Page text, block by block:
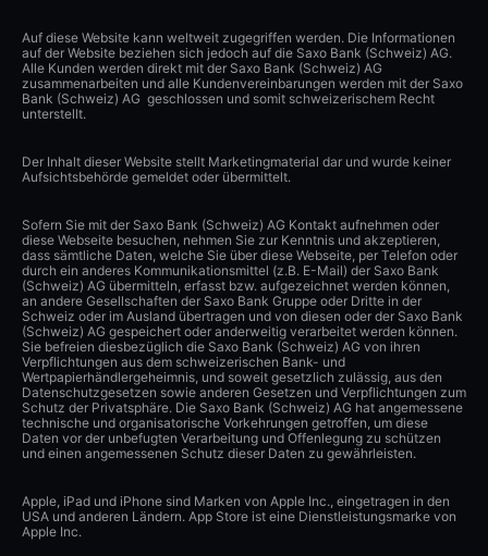
Auf diese Website kann weltweit zugegriffen werden. Die Informationen
auf der Website beziehen sich jedoch auf die Saxo Bank (Schweiz) AG.
Alle Kunden werden direkt mit der Saxo Bank (Schweiz) AG
zusammenarbeiten und alle Kundenvereinbarungen werden mit der Saxo
Bank (Schweiz) AG geschlossen und somit schweizerischem Recht
unterstellt.
Der Inhalt dieser Website stellt Marketingmaterial dar und wurde keiner
Aufsichtsbehörde gemeldet oder übermittelt.
Sofern Sie mit der Saxo Bank (Schweiz) AG Kontakt aufnehmen oder
diese Webseite besuchen, nehmen Sie zur Kenntnis und akzeptieren,
dass sämtliche Daten, welche Sie über diese Webseite, per Telefon oder
durch ein anderes Kommunikationsmittel (z.B. E-Mail) der Saxo Bank
(Schweiz) AG übermitteln, erfasst bzw. aufgezeichnet werden können,
an andere Gesellschaften der Saxo Bank Gruppe oder Dritte in der
Schweiz oder im Ausland übertragen und von diesen oder der Saxo Bank
(Schweiz) AG gespeichert oder anderweitig verarbeitet werden können.
Sie befreien diesbezüglich die Saxo Bank (Schweiz) AG von ihren
Verpflichtungen aus dem schweizerischen Bank- und
Wertpapierhändlergeheimnis, und soweit gesetzlich zulässig, aus den
Datenschutzgesetzen sowie anderen Gesetzen und Verpflichtungen zum
Schutz der Privatsphäre. Die Saxo Bank (Schweiz) AG hat angemessene
technische und organisatorische Vorkehrungen getroffen, um diese
Daten vor der unbefugten Verarbeitung und Offenlegung zu schützen
und einen angemessenen Schutz dieser Daten zu gewährleisten.
Apple, iPad und iPhone sind Marken von Apple Inc., eingetragen in den
USA und anderen Ländern. App Store ist eine Dienstleistungsmarke von
Apple Inc.